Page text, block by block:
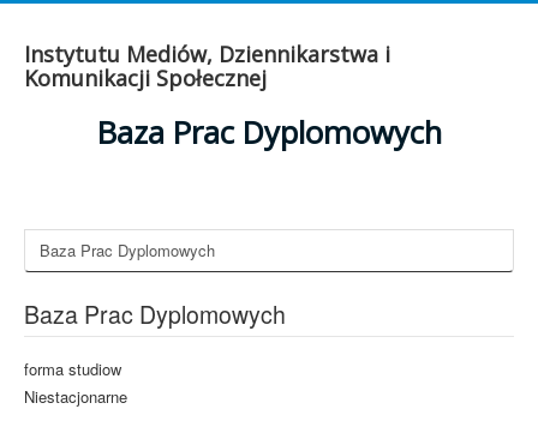
Instytutu Mediów, Dziennikarstwa i
Komunikacji Społecznej
Baza Prac Dyplomowych
Baza Prac Dyplomowych
Baza Prac Dyplomowych
forma studiow
Niestacjonarne